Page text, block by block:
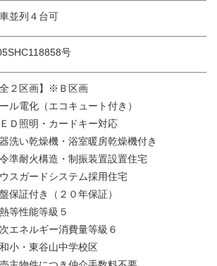
並列４台可
号
全２区画】※Ｂ区画
ル電化（エコキュート付き）
ＥＤ照明・カードキー対応
洗い乾燥機・浴室暖房乾燥機付き
準耐火構造・制振装置設置住宅
スガードシステム採用住宅
保証付き（２０年保証）
等性能等級５
エネルギー消費量等級６
小・東谷山中学校区